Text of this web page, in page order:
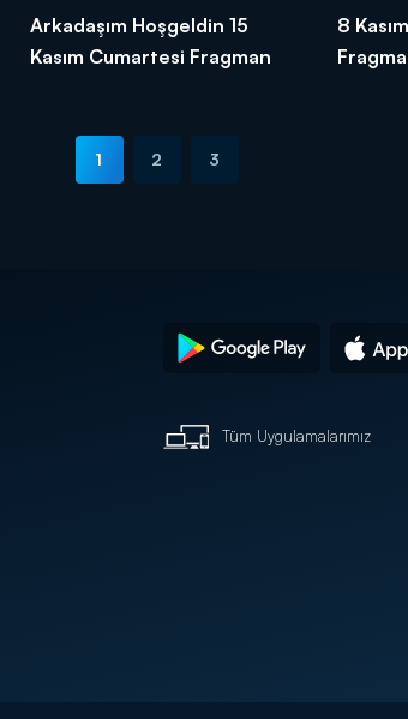
Arkadaşım Hoşgeldin 15
Kasım Cumartesi Fragman
8
1 2 3
Tüm Uygulamalarımız